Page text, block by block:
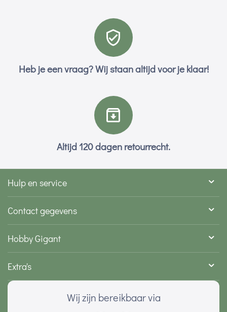
Heb je een vraag? Wij staan altijd voor je klaar!
Altijd 120 dagen retourrecht.
Hulp en service
Contact gegevens
Hobby Gigant
Extra's
Wij zijn bereikbaar via